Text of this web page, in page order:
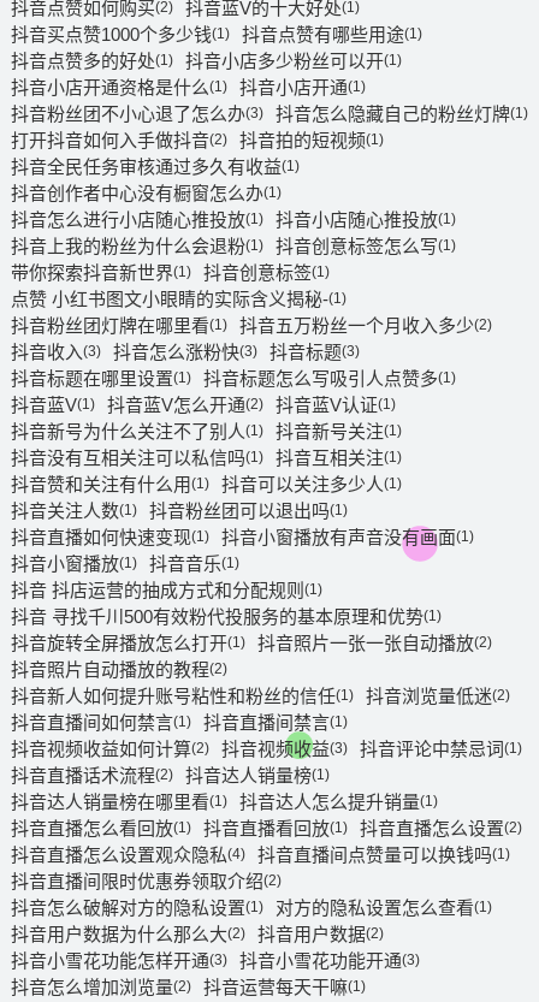
抖音点赞如何购买(2) 抖音蓝V的十大好处(1)
抖音买点赞1000个多少钱(1) 抖音点赞有哪些用途(1)
抖音点赞多的好处(1) 抖音小店多少粉丝可以开(1)
抖音小店开通资格是什么(1) 抖音小店开通(1)
抖音粉丝团不小心退了怎么办(3) 抖音怎么隐藏自己的粉丝灯牌(1)
打开抖音如何入手做抖音(2) 抖音拍的短视频(1)
抖音全民任务审核通过多久有收益(1)
抖音创作者中心没有橱窗怎么办(1)
抖音怎么进行小店随心推投放(1) 抖音小店随心推投放(1)
抖音上我的粉丝为什么会退粉(1) 抖音创意标签怎么写(1)
带你探索抖音新世界(1) 抖音创意标签(1)
点赞 小红书图文小眼睛的实际含义揭秘-(1)
抖音粉丝团灯牌在哪里看(1) 抖音五万粉丝一个月收入多少(2)
抖音收入(3) 抖音怎么涨粉快(3) 抖音标题(3)
抖音标题在哪里设置(1) 抖音标题怎么写吸引人点赞多(1)
抖音蓝V(1) 抖音蓝V怎么开通(2) 抖音蓝V认证(1)
抖音新号为什么关注不了别人(1) 抖音新号关注(1)
抖音没有互相关注可以私信吗(1) 抖音互相关注(1)
抖音赞和关注有什么用(1) 抖音可以关注多少人(1)
抖音关注人数(1) 抖音粉丝团可以退出吗(1)
抖音直播如何快速变现(1) 抖音小窗播放有声音没有画面(1)
抖音小窗播放(1) 抖音音乐(1)
抖音 抖店运营的抽成方式和分配规则 (1)
抖音 寻找千川500有效粉代投服务的基本原理和优势(1)
抖音旋转全屏播放怎么打开(1) 抖音照片一张一张自动播放(2)
抖音照片自动播放的教程(2)
抖音新人如何提升账号粘性和粉丝的信任(1) 抖音浏览量低迷(2)
抖音直播间如何禁言(1) 抖音直播间禁言(1)
抖音视频收益如何计算(2) 抖音视频收益(3) 抖音评论中禁忌词(1)
抖音直播话术流程(2) 抖音达人销量榜(1)
抖音达人销量榜在哪里看(1) 抖音达人怎么提升销量(1)
抖音直播怎么看回放(1) 抖音直播看回放(1) 抖音直播怎么设置(2)
抖音直播怎么设置观众隐私(4) 抖音直播间点赞量可以换钱吗(1)
抖音直播间限时优惠券领取介绍(2)
抖音怎么破解对方的隐私设置(1) 对方的隐私设置怎么查看(1)
抖音用户数据为什么那么大(2) 抖音用户数据(2)
抖音小雪花功能怎样开通(3) 抖音小雪花功能开通(3)
抖音怎么增加浏览量(2) 抖音运营每天干嘛(1)